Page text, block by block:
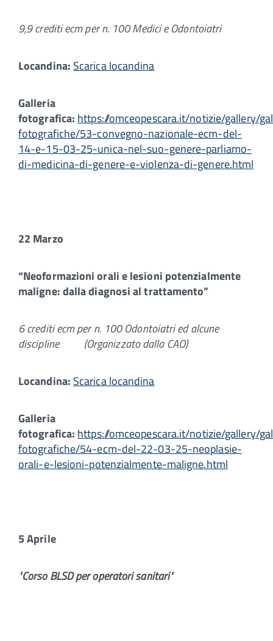
9,9 crediti ecm per n. 100 Medici e Odontoiatri
Locandina: Scarica locandina
Galleria
fotografica: https://omceopescara.it/notizie/gallery/
fotografiche/53-convegno-nazionale-ecm-del-
14-e-15-03-25-unica-nel-suo-genere-parliamo-
di-medicina-di-genere-e-violenza-di-genere.html
22 Marzo
“Neoformazioni orali e lesioni potenzialmente
maligne: dalla diagnosi al trattamento”
6 crediti ecm per n. 100 Odontoiatri ed alcune
discipline (Organizzato dalla CAO)
Locandina: Scarica locandina
Galleria
fotografica: https://omceopescara.it/notizie/gallery/
fotografiche/54-ecm-del-22-03-25-neoplasie-
orali-e-lesioni-potenzialmente-maligne.html
5 Aprile
"Corso BLSD per operatori sanitari"